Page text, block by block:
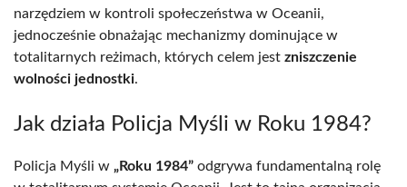
narzędziem w kontroli społeczeństwa w Oceanii,
jednocześnie obnażając mechanizmy dominujące w
totalitarnych reżimach, których celem jest zniszczenie
wolności jednostki.
Jak działa Policja Myśli w Roku 1984?
Policja Myśli w „Roku 1984” odgrywa fundamentalną rolę